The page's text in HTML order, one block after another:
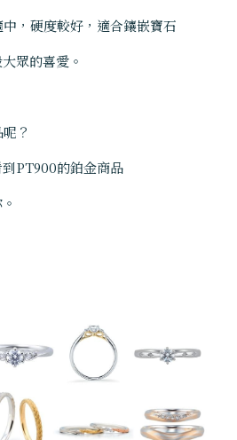
，硬度較好，適合鑲嵌寶石
眾的喜愛。
？
PT900的鉑金商品
。